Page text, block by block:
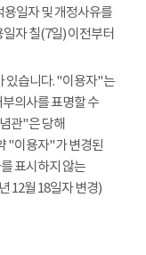
일자 및 개정사유를
자 칠(7일) 이전부터
있습니다. "이용자"는
의사를 표명할 수
관"은 당해
"이용자"가 변경된
표시하지 않는
12월 18일자 변경)